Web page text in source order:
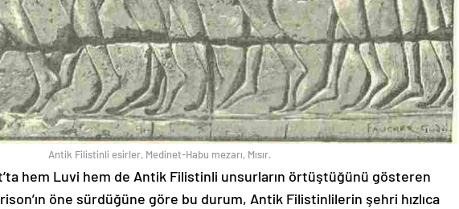
Antik Filistinli esirler, Medinet-Habu mezarı, Mısır.
hem Luvi hem de Antik Filistinli unsurların örtüştüğünü gösteren
öne sürdüğüne göre bu durum, Antik Filistinlilerin şehri hızlıca